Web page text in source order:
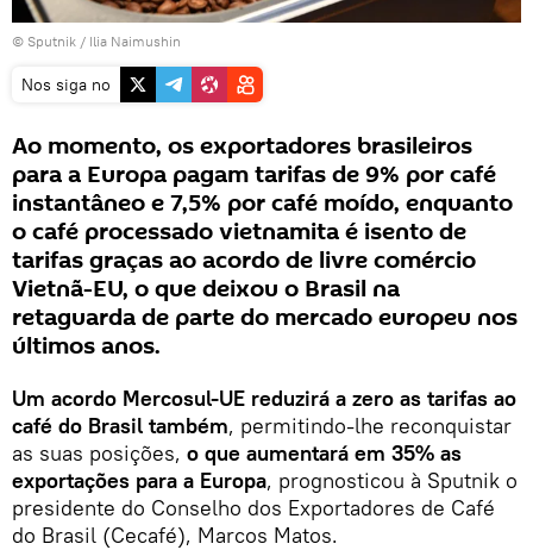
© Sputnik / Ilia Naimushin
Nos siga no
Ao momento, os exportadores brasileiros
para a Europa pagam tarifas de 9% por café
instantâneo e 7,5% por café moído, enquanto
o café processado vietnamita é isento de
tarifas graças ao acordo de livre comércio
Vietnã-EU, o que deixou o Brasil na
retaguarda de parte do mercado europeu nos
últimos anos.
Um acordo Mercosul-UE reduzirá a zero as tarifas ao
café do Brasil também, permitindo-lhe reconquistar
as suas posições, o que aumentará em 35% as
exportações para a Europa, prognosticou à Sputnik o
presidente do Conselho dos Exportadores de Café
do Brasil (Cecafé), Marcos Matos.